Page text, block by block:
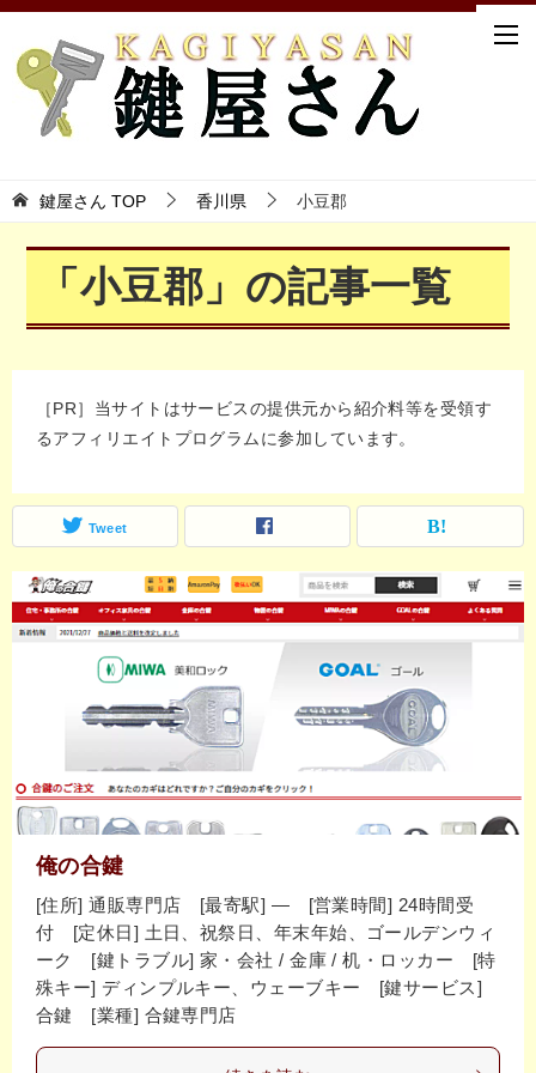
鍵屋さん TOP 香川県 小豆郡
「小豆郡」の記事一覧
［PR］当サイトはサービスの提供元から紹介料等を受領す
るアフィリエイトプログラムに参加しています。
Tweet
俺の合鍵
[住所] 通販専門店 [最寄駅] ― [営業時間] 24時間受
付 [定休日] 土日、祝祭日、年末年始、ゴールデンウィ
ーク [鍵トラブル] 家・会社 / 金庫 / 机・ロッカー [特
殊キー] ディンプルキー、ウェーブキー [鍵サービス]
合鍵 [業種] 合鍵専門店